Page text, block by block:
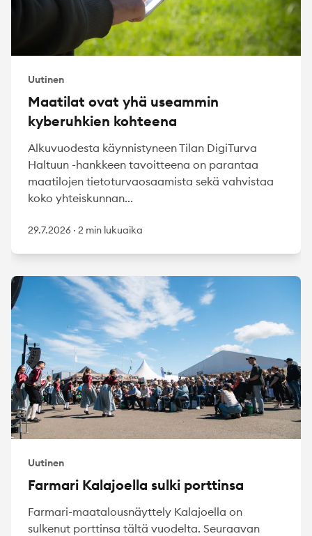
Uutinen
Maatilat ovat yhä useammin
kyberuhkien kohteena
Alkuvuodesta käynnistyneen Tilan DigiTurva
Haltuun -hankkeen tavoitteena on parantaa
maatilojen tietoturvaosaamista sekä vahvistaa
koko yhteiskunnan...
29.7.2026 · 2 min lukuaika
Uutinen
Farmari Kalajoella sulki porttinsa
Farmari-maatalousnäyttely Kalajoella on
sulkenut porttinsa tältä vuodelta. Seuraavan